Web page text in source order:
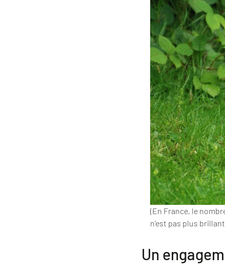
(En France, le
n’est pas plus
Un